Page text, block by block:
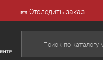
🎫 Отследить заказ